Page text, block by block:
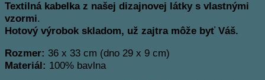
Textilná kabelka z našej dizajnovej látky s vlastnými
vzormi.
Hotový výrobok skladom, už zajtra môže byť Váš.
Rozmer: 36 x 33 cm (dno 29 x 9 cm)
Materiál: 100% bavlna